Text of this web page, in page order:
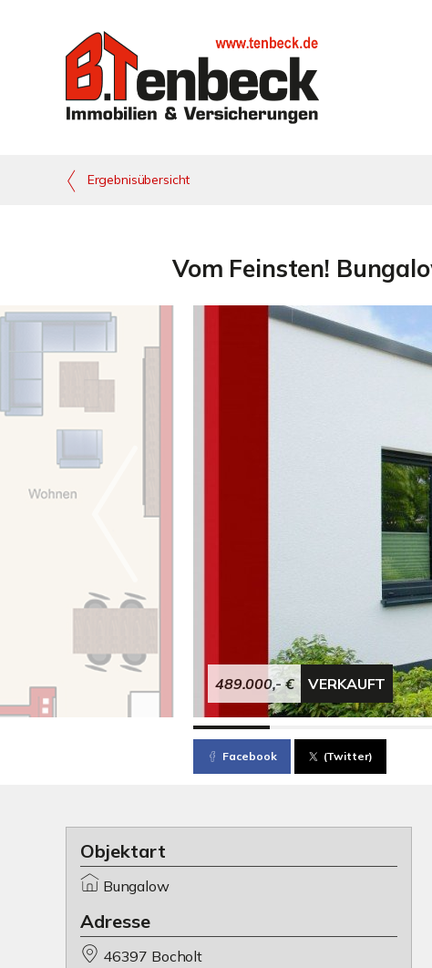
Ergebnisübersicht
Vom Feinsten!
489.000,- € VERKAUFT
Facebook (Twitter)
Objektart
Bungalow
Adresse
46397 Bocholt